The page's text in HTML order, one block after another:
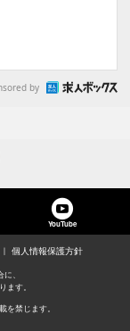
by
YouTube
個人情報保護方針
、
ます。
を禁じます。